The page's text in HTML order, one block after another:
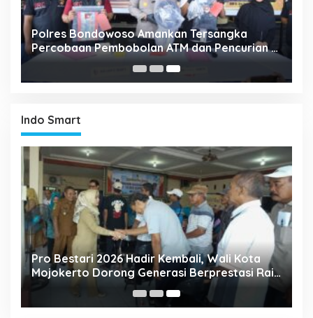
Polres Bondowoso Amankan Tersangka
Percobaan Pembobolan ATM dan Pencurian di
Tiga Lokasi
Indo Smart
Pro Bestari 2026 Hadir Kembali, Wali Kota
Mojokerto Dorong Generasi Berprestasi Raih
Pendidikan Tinggi